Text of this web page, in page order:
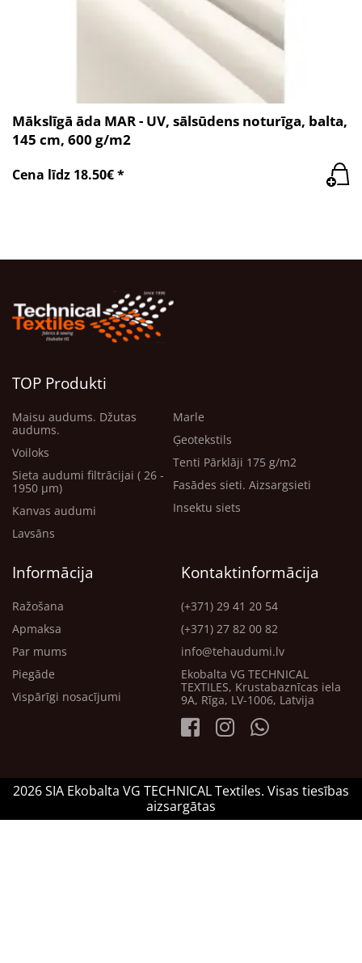
Mākslīgā āda MAR - UV, sālsūdens noturīga, balta,
145 cm, 600 g/m2
Cena līdz 18.50€ *
TOP Produkti
Maisu audums. Džutas
audums.
Voiloks
Sieta audumi filtrācijai ( 26 -
1950 μm)
Kanvas audumi
Lavsāns
Marle
Ģeotekstils
Tenti Pārklāji 175 g/m2
Fasādes sieti. Aizsargsieti
Insektu siets
Informācija
Ražošana
Apmaksa
Par mums
Piegāde
Vispārīgi nosacījumi
Kontaktinformācija
(+371) 29 41 20 54
(+371) 27 82 00 82
info@tehaudumi.lv
Ekobalta VG TECHNICAL
TEXTILES, Krustabaznīcas iela
9A, Rīga, LV-1006, Latvija
2026 SIA Ekobalta VG TECHNICAL Textiles. Visas tiesības
aizsargātas